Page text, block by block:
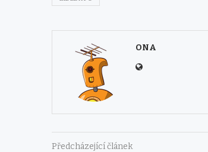
ONA
Předcházející článek